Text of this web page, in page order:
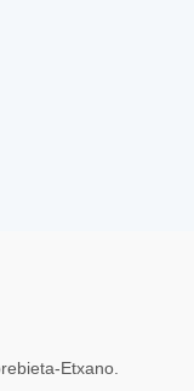
Etxano.